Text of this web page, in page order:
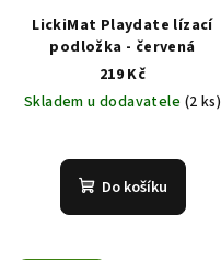
LickiMat Playdate lízací
podložka - červená
219 Kč
Skladem u dodavatele (2 ks)
Do košíku